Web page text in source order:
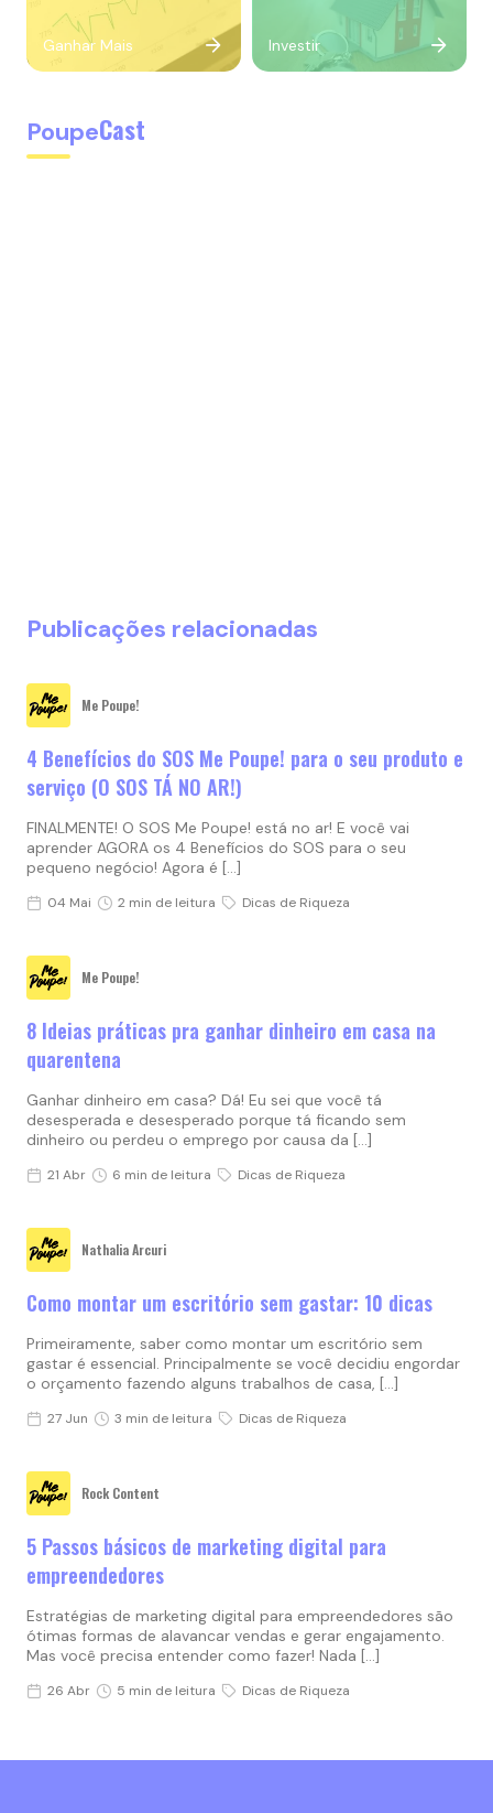
Ganhar Mais Investir
PoupeCast
Publicações relacionadas
Me Poupe!
4 Benefícios do SOS Me Poupe! para o seu produto e
serviço (O SOS TÁ NO AR!)
FINALMENTE! O SOS Me Poupe! está no ar! E você vai
aprender AGORA os 4 Benefícios do SOS para o seu
pequeno negócio! Agora é […]
04 Mai 2 min de leitura Dicas de Riqueza
Me Poupe!
8 Ideias práticas pra ganhar dinheiro em casa na
quarentena
Ganhar dinheiro em casa? Dá! Eu sei que você tá
desesperada e desesperado porque tá ficando sem
dinheiro ou perdeu o emprego por causa da […]
21 Abr 6 min de leitura Dicas de Riqueza
Nathalia Arcuri
Como montar um escritório sem gastar: 10 dicas
Primeiramente, saber como montar um escritório sem
gastar é essencial. Principalmente se você decidiu engordar
o orçamento fazendo alguns trabalhos de casa, […]
27 Jun 3 min de leitura Dicas de Riqueza
Rock Content
5 Passos básicos de marketing digital para
empreendedores
Estratégias de marketing digital para empreendedores são
ótimas formas de alavancar vendas e gerar engajamento.
Mas você precisa entender como fazer! Nada […]
26 Abr 5 min de leitura Dicas de Riqueza